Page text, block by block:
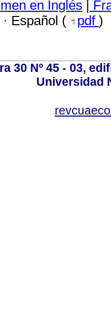
en Inglés
· Español ( pdf )
30 Nº 45 - 03,
Universidad